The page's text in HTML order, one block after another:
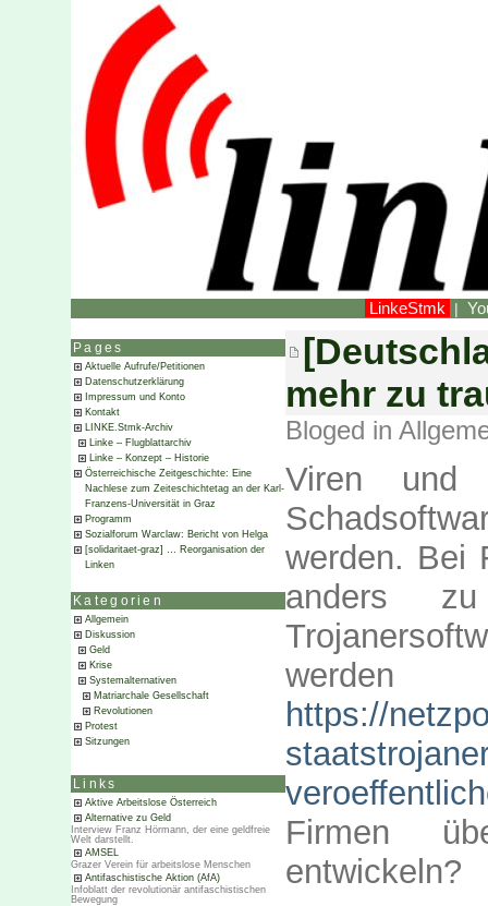
LinkeStmk |
Pages
Aktuelle Aufrufe/Petitionen
Datenschutzerklärung
Impressum und Konto
Kontakt
LINKE.Stmk-Archiv
Linke – Flugblattarchiv
Linke – Konzept – Historie
Österreichische Zeitgeschichte: Eine
Nachlese zum Zeiteschichtetag an der Karl-
Franzens-Universität in Graz
Programm
Sozialforum Warclaw: Bericht von Helga
[solidaritaet-graz] … Reorganisation der
Linken
Kategorien
Allgemein
Diskussion
Geld
Krise
Systemalternativen
Matriarchale Gesellschaft
Revolutionen
Protest
Sitzungen
Links
Aktive Arbeitslose Österreich
Alternative zu Geld
Interview Franz Hörmann, der eine geldfreie
Welt darstellt.
AMSEL
Grazer Verein für arbeitslose Menschen
Antifaschistische Aktion (AfA)
Infoblatt der revolutionär antifaschistischen
Bewegung
mehr zu
Bloged in
Viren und
werden. Bei
anders
https://
Firmen
entwickeln?